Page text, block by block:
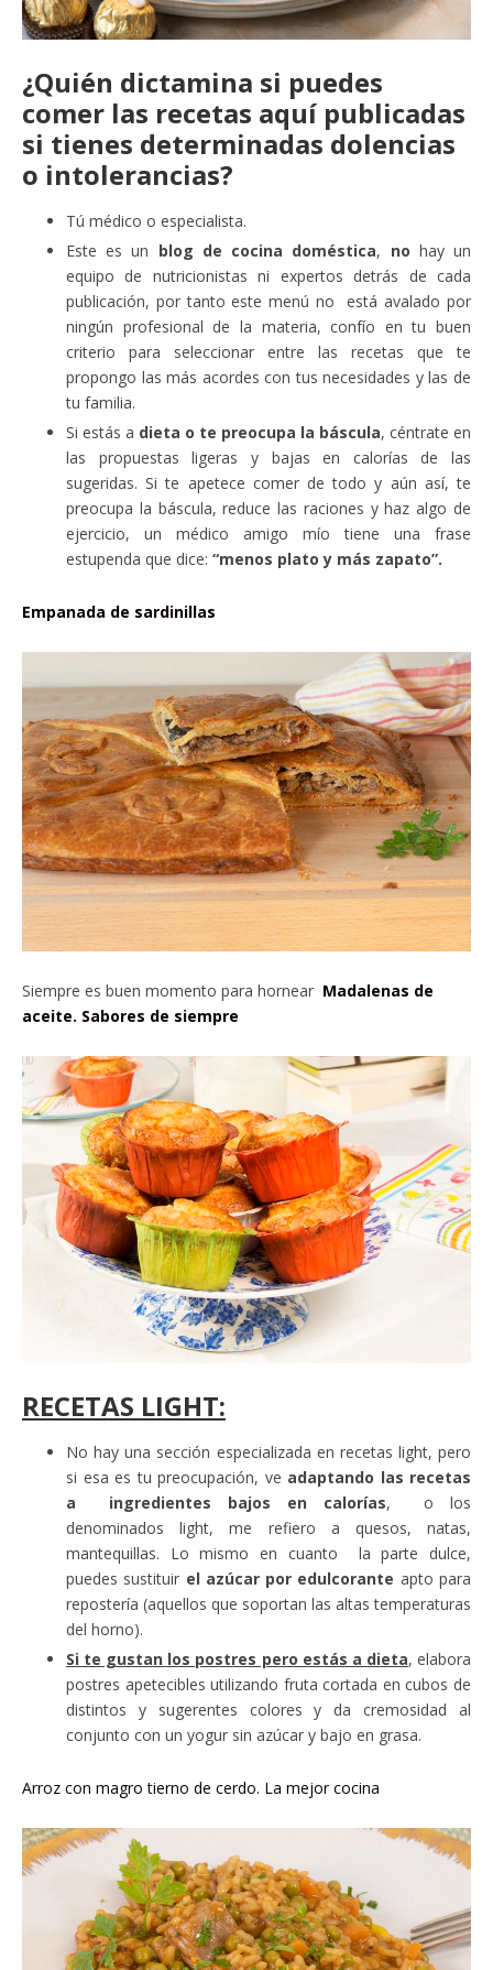
¿Quién dictamina si puedes
comer las recetas aquí publicadas
si tienes determinadas dolencias
o intolerancias?
Tú médico o especialista.
Este es un blog de cocina doméstica, no hay un
equipo de nutricionistas ni expertos detrás de cada
publicación, por tanto este menú no está avalado por
ningún profesional de la materia, confío en tu buen
criterio para seleccionar entre las recetas que te
propongo las más acordes con tus necesidades y las de
tu familia.
Si estás a dieta o te preocupa la báscula, céntrate en
las propuestas ligeras y bajas en calorías de las
sugeridas. Si te apetece comer de todo y aún así, te
preocupa la báscula, reduce las raciones y haz algo de
ejercicio, un médico amigo mío tiene una frase
estupenda que dice: “menos plato y más zapato”.
Empanada de sardinillas
Siempre es buen momento para hornear Madalenas de
aceite. Sabores de siempre
RECETAS LIGHT:
No hay una sección especializada en recetas light, pero
si esa es tu preocupación, ve adaptando las recetas
a ingredientes bajos en calorías, o los
denominados light, me refiero a quesos, natas,
mantequillas. Lo mismo en cuanto la parte dulce,
puedes sustituir el azúcar por edulcorante apto para
repostería (aquellos que soportan las altas temperaturas
del horno).
Si te gustan los postres pero estás a dieta, elabora
postres apetecibles utilizando fruta cortada en cubos de
distintos y sugerentes colores y da cremosidad al
conjunto con un yogur sin azúcar y bajo en grasa.
Arroz con magro tierno de cerdo. La mejor cocina